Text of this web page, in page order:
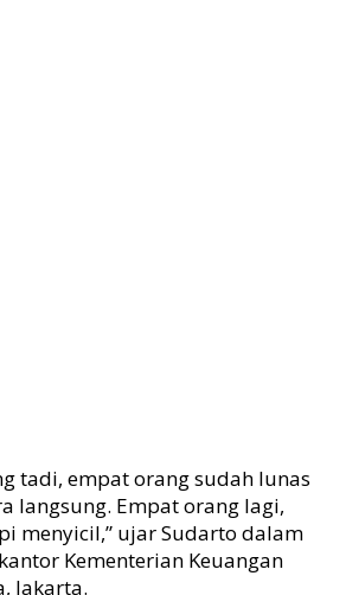
tadi, empat orang sudah lunas
langsung. Empat orang lagi,
menyicil,” ujar Sudarto dalam
Kementerian Keuangan
, Jakarta.